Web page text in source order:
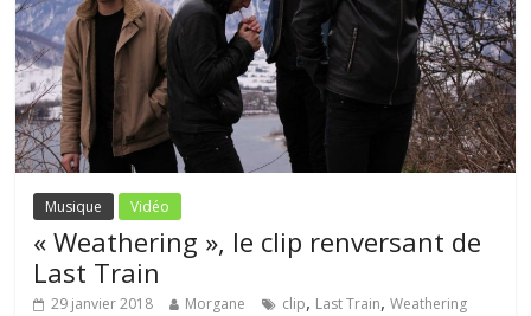
Musique Vidéo
« Weathering », le clip renversant de
Last Train
29 janvier 2018 Morgane clip, Last Train,Weathering